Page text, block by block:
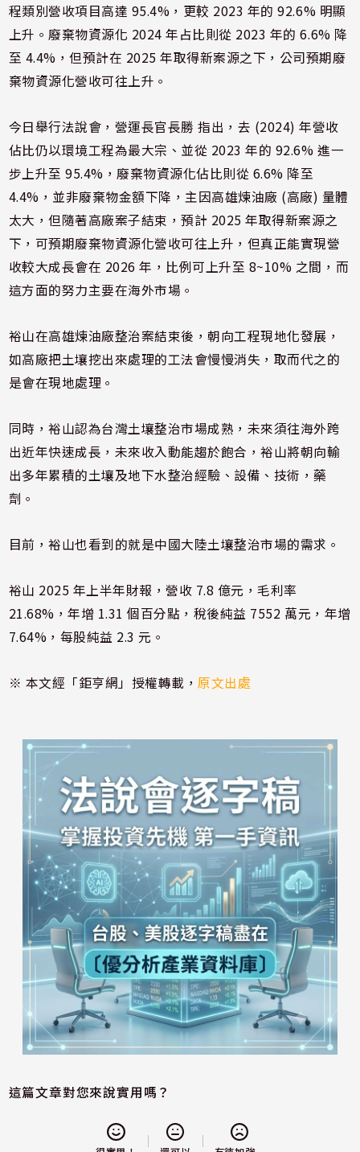
程類別營收項目高達 95.4%，更較 2023 年的 92.6% 明顯
上升。廢棄物資源化 2024 年占比則從 2023 年的 6.6% 降
至 4.4%，但預計在 2025 年取得新案源之下，公司預期廢
棄物資源化營收可往上升。
今日舉行法說會，營運長官長勝 指出，去 (2024) 年營收
佔比仍以環境工程為最大宗、並從 2023 年的 92.6% 進一
步上升至 95.4%，廢棄物資源化佔比則從 6.6% 降至
4.4%，並非廢棄物金額下降，主因高雄煉油廠 (高廠) 量體
太大，但隨著高廠案子結束，預計 2025 年取得新案源之
下，可預期廢棄物資源化營收可往上升，但真正能實現營
收較大成長會在 2026 年，比例可上升至 8~10% 之間，而
這方面的努力主要在海外市場。
裕山在高雄煉油廠整治案結束後，朝向工程現地化發展，
如高廠把土壤挖出來處理的工法會慢慢消失，取而代之的
是會在現地處理。
同時，裕山認為台灣土壤整治市場成熟，未來須往海外跨
出近年快速成長，未來收入動能趨於飽合，裕山將朝向輸
出多年累積的土壤及地下水整治經驗、設備、技術，藥
劑。
目前，裕山也看到的就是中國大陸土壤整治市場的需求。
裕山 2025 年上半年財報，營收 7.8 億元，毛利率
21.68%，年增 1.31 個百分點，稅後純益 7552 萬元，年增
7.64%，每股純益 2.3 元。
※ 本文經「鉅亨網」授權轉載，原文出處
這篇文章對您來說實用嗎？